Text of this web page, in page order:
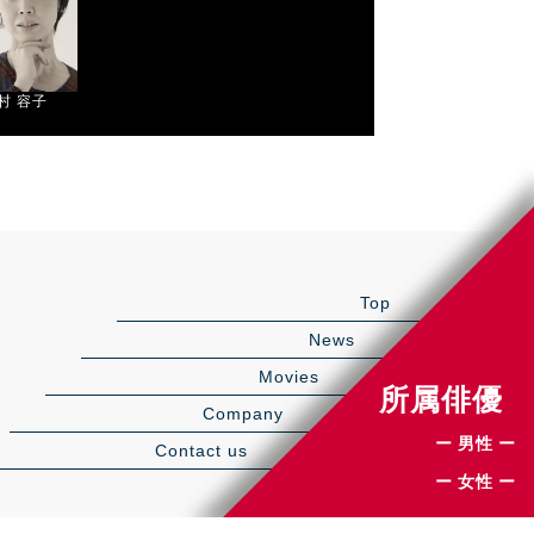
容⼦
Top
News
Movies
Company
Contact us
所属俳優
ー 男性 ー
ー 女性 ー